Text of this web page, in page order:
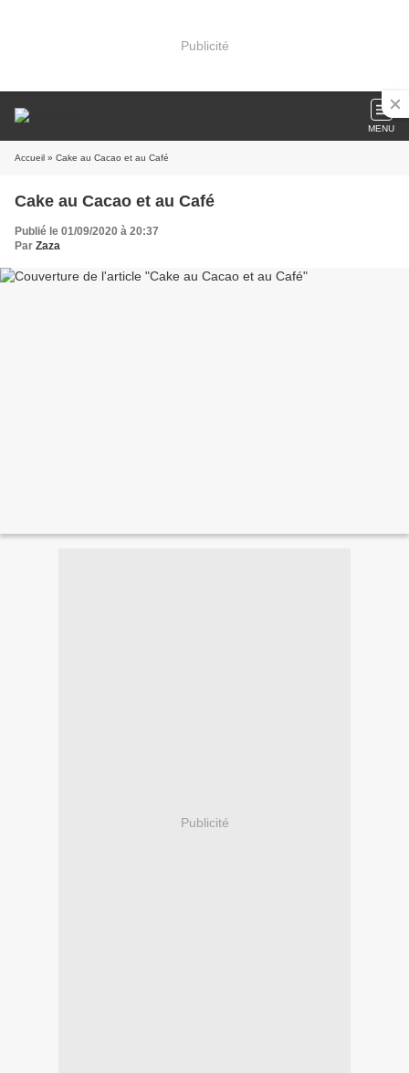
Publicité
MENU
Accueil » Cake au Cacao et au Café
Cake au Cacao et au Café
Publié le 01/09/2020 à 20:37
Par Zaza
Publicité